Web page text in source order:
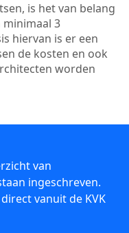
is het van belang
3
hiervan is er een
de kosten en ook
worden
van
ingeschreven.
vanuit de KVK